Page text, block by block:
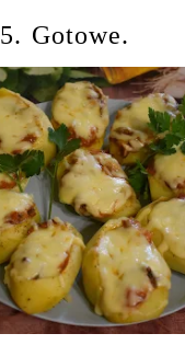
5. Gotowe.